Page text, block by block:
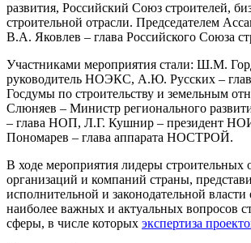
развития, Российский Союз строителей,
строительной отрасли. Председателем
В.А. Яковлев – глава Российского Союза
Участниками мероприятия стали: Ш.М.
руководитель НОЭКС, А.Ю. Русских –
Госдумы по строительству и земельным
Слюняев – Министр регионального
– глава НОП, Л.Г. Кушнир – президент
Пономарев – глава аппарата НОСТРОЙ.
В ходе мероприятия лидеры строительных
организаций и компаний страны,
исполнительной и законодательной
наиболее важных и актуальных вопросов
сферы, в числе которых экспертиза